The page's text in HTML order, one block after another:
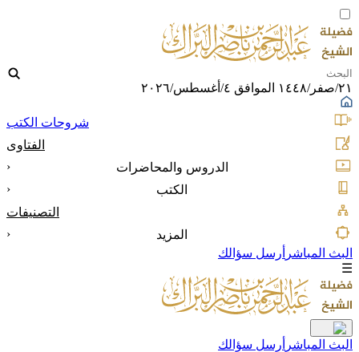
٢١/صفر/١٤٤٨ الموافق ٤/أغسطس/٢٠٢٦
شروحات الكتب
الفتاوى
الدروس والمحاضرات
‹
الكتب
‹
التصنيفات
المزيد
‹
البث المباشر أرسل سؤالك
☰
البث المباشر أرسل سؤالك